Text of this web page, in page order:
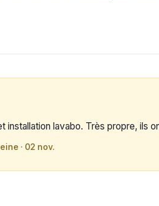
installation lavabo. Très propre, ils
· 02 nov.